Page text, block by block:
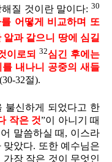
질 것이란 말이다: 30
어떻게 비교하며 또
알과 같으니 땅에 심길
이로되 32심긴 후에는
내나니 공중의 새들
(30-32절).
불신하게 되었다고 한
작은 것”이 아니기 때
말씀하실 때, 이스라
았다. 또한 예수님은
장 작은 것이 무엇인